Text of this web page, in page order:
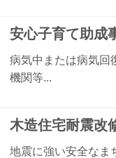
安心子育て助成
病気中または病気回
機関等...
木造住宅耐震改
地震に強い安全なま